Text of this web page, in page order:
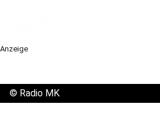
Anzeige
© Radio MK